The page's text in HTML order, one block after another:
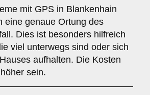
mit GPS in Blankenhain
eine genaue Ortung des
Dies ist besonders hilfreich
viel unterwegs sind oder sich
aufhalten. Die Kosten
sein.